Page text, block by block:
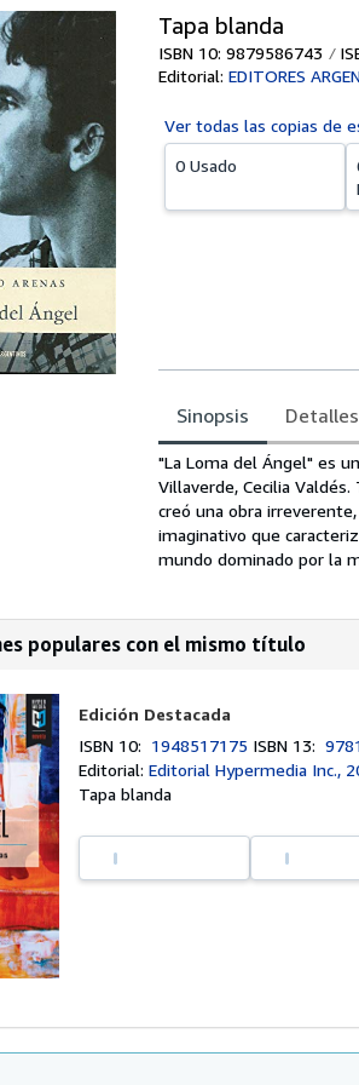
Tapa blanda
ISBN 10: 9879586743
Editorial: EDITORES
Ver todas las copias de
0 Usado
Sinopsis
Sinopsis
"La Loma del Ángel" es
Villaverde, Cecilia
creó una obra
imaginativo que
mundo dominado por la
populares con el mismo título
Edición Destacada
ISBN 10: 1948517175 ISBN 13:
Editorial:Editorial Hypermedia Inc.,
Tapa blanda